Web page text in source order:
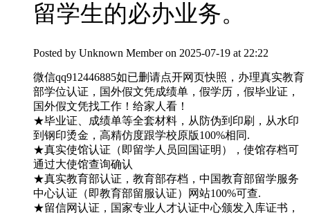
留学生的必办业务。
Posted by Unknown Member on 2025-07-19 at 22:22
微信qq912446885如已删请点开网页快照，办理真实教育
部学位认证，国外假文凭成绩单，假学历，假毕业证，
国外假文凭找工作！给家人看！
★毕业证、成绩单等全套材料，从防伪到印刷，从水印
到钢印烫金，高精仿度跟学校原版100%相同.
★真实使馆认证（即留学人员回国证明），使馆存档可
通过大使馆查询确认
★真实教育部认证，教育部存档，中国教育部留学服务
中心认证（即教育部留服认证）网站100%可查.
★留信网认证，国家专业人才认证中心颁发入库证书，